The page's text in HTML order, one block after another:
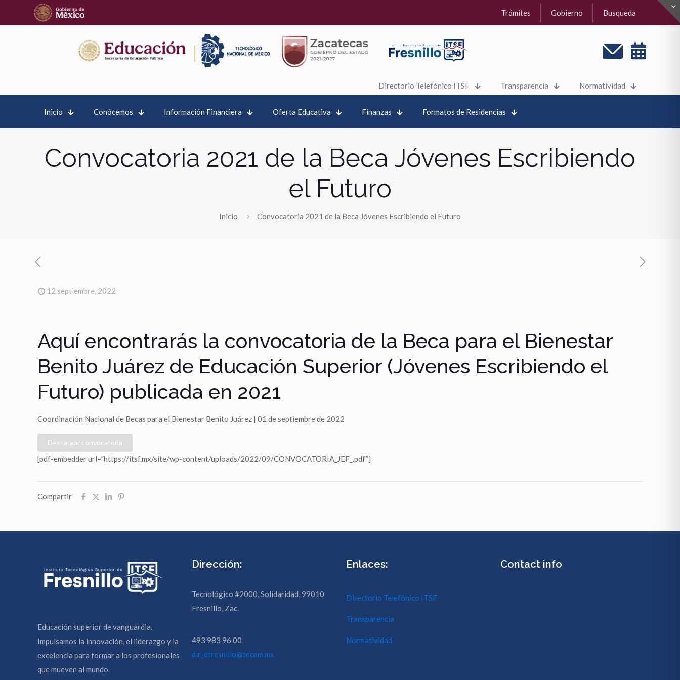
Trámites Gobierno Busqueda
Directorio Telefónico ITSF Transparencia Normatividad
Inicio Conócemos Información Financiera Oferta Educativa Finanzas Formatos de Residencias
Convocatoria 2021 de la Beca Jóvenes Escribiendo
el Futuro
Inicio Convocatoria 2021 de la Beca Jóvenes Escribiendo el Futuro
12 septiembre, 2022
Aquí encontrarás la convocatoria de la Beca para el Bienestar
Benito Juárez de Educación Superior (Jóvenes Escribiendo el
Futuro) publicada en 2021
Coordinación Nacional de Becas para el Bienestar Benito Juárez | 01 de septiembre de 2022
Descargar convocatoria
[pdf-embedder url=”https://itsf.mx/site/wp-content/uploads/2022/09/CONVOCATORIA_JEF_.pdf”]
Compartir
Educación superior de vanguardia.
Impulsamos la innovación, el liderazgo y la
excelencia para formar a los profesionales
que mueven al mundo.
Dirección:
Tecnológico #2000, Solidaridad, 99010
Fresnillo, Zac.
493 983 96 00
dir_dfresnillo@tecnm.mx
Enlaces:
Directorio Telefónico ITSF
Transparencia
Normatividad
Contact info